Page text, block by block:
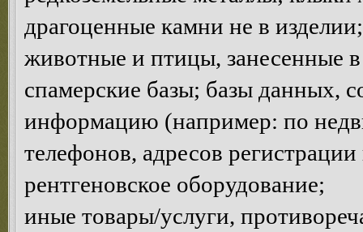
драгоценные камни не в изделии;
животные и птицы, занесенные
спамерские базы; базы данных,
информацию (например: по
телефонов, адресов
рентгеновское оборудование;
иные товары/услуги,